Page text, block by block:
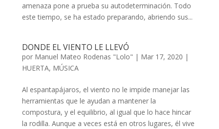
amenaza pone a prueba su autodeterminación. Todo
este tiempo, se ha estado preparando, abriendo sus...
DONDE EL VIENTO LE LLEVÓ
por Manuel Mateo Rodenas "Lolo" | Mar 17, 2020 |
HUERTA, MÚSICA
Al espantapájaros, el viento no le impide manejar las
herramientas que le ayudan a mantener la
compostura, y el equilibrio, al igual que lo hace hincar
la rodilla. Aunque a veces está en otros lugares, él vive